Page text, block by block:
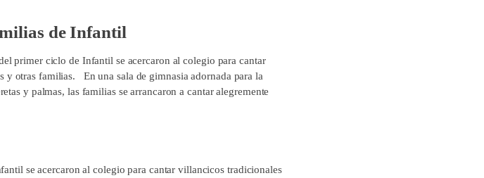
de Infantil
primer ciclo de Infantil se acercaron al colegio para cantar
y otras familias. En una sala de gimnasia adornada para la
y palmas, las familias se arrancaron a cantar alegremente
se acercaron al colegio para cantar villancicos tradicionales